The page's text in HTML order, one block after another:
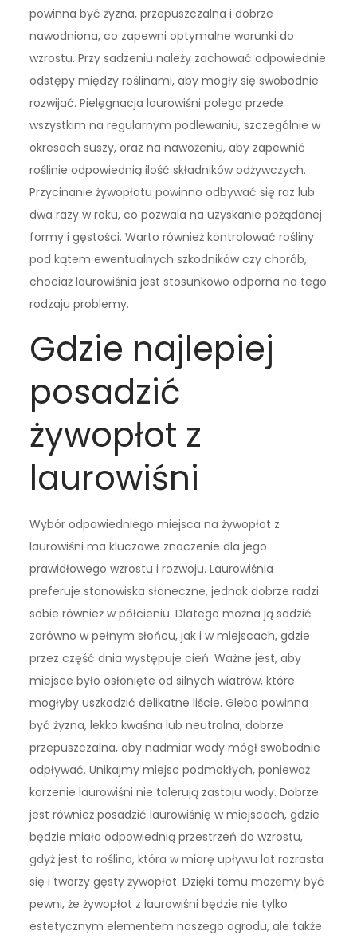
powinna być żyzna, przepuszczalna i dobrze
nawodniona, co zapewni optymalne warunki do
wzrostu. Przy sadzeniu należy zachować odpowiednie
odstępy między roślinami, aby mogły się swobodnie
rozwijać. Pielęgnacja laurowiśni polega przede
wszystkim na regularnym podlewaniu, szczególnie w
okresach suszy, oraz na nawożeniu, aby zapewnić
roślinie odpowiednią ilość składników odżywczych.
Przycinanie żywopłotu powinno odbywać się raz lub
dwa razy w roku, co pozwala na uzyskanie pożądanej
formy i gęstości. Warto również kontrolować rośliny
pod kątem ewentualnych szkodników czy chorób,
chociaż laurowiśnia jest stosunkowo odporna na tego
rodzaju problemy.
Gdzie najlepiej
posadzić
żywopłot z
laurowiśni
Wybór odpowiedniego miejsca na żywopłot z
laurowiśni ma kluczowe znaczenie dla jego
prawidłowego wzrostu i rozwoju. Laurowiśnia
preferuje stanowiska słoneczne, jednak dobrze radzi
sobie również w półcieniu. Dlatego można ją sadzić
zarówno w pełnym słońcu, jak i w miejscach, gdzie
przez część dnia występuje cień. Ważne jest, aby
miejsce było osłonięte od silnych wiatrów, które
mogłyby uszkodzić delikatne liście. Gleba powinna
być żyzna, lekko kwaśna lub neutralna, dobrze
przepuszczalna, aby nadmiar wody mógł swobodnie
odpływać. Unikajmy miejsc podmokłych, ponieważ
korzenie laurowiśni nie tolerują zastoju wody. Dobrze
jest również posadzić laurowiśnię w miejscach, gdzie
będzie miała odpowiednią przestrzeń do wzrostu,
gdyż jest to roślina, która w miarę upływu lat rozrasta
się i tworzy gęsty żywopłot. Dzięki temu możemy być
pewni, że żywopłot z laurowiśni będzie nie tylko
estetycznym elementem naszego ogrodu, ale także